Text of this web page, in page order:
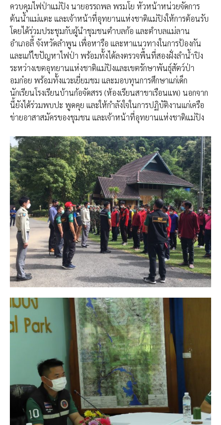
ควบคุมไฟป่าแม่ปิง นายอรรถพล​ พรมโย​ หัวหน้าหน่วยจัดการ
ต้นน้ำแม่แตะ และเจ้าหน้าที่อุทยานแห่งชาติ​แม่ปิงให้การต้อนรับ
โดยได้ร่วมประชุมกับผู้นำชุมชนตำบลก้อ และตำบลแม่ลาน
อำเภอลี้ จังหวัดลำพูน เพื่อหารือ และหาแนวทางในการป้องกัน
และแก้ไขปัญหาไฟป่า พร้อมทั้งได้ลงตรวจพื้นที่สองฝั่งลำน้ำปิง
ระหว่างเขตอุทยานแห่งชาติแม่ปิงและเขตรักษาพันธุ์สัตว์ป่า
อมก๋อย พร้อมทั้งแวะเยี่ยมชม และมอบทุนการศึกษาแก่เด็ก
นักเรียนโรงเรียนบ้านก้อจัดสรร (ห้องเรียนสาขาเรือนแพ) นอกจาก
นี้ยังได้ร่วมพบปะ พูดคุย และให้กำลังใจในการปฏิบัติงานแก่เครือ
ข่ายอาสาสมัครของชุมชน และเจ้าหน้าที่อุทยานแห่งชาติแม่ปิง